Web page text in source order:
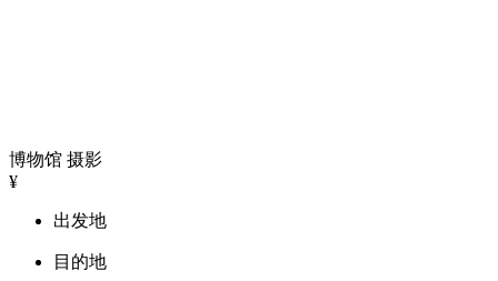
博物馆 摄影
¥
出发地
目的地